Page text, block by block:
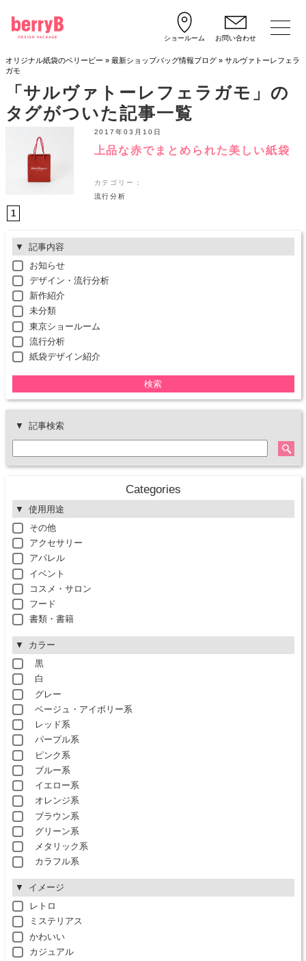
ショールーム お問い合わせ
オリジナル紙袋のベリービー » 最新ショップバッグ情報ブログ» サルヴァトーレフェラ
ガモ
「サルヴァトーレフェラガモ」の
タグがついた記事一覧
上品な赤でまとめられた美しい紙袋
2017年03月10日
カテゴリー：
流行分析
1
記事内容
お知らせ
デザイン・流行分析
新作紹介
未分類
東京ショールーム
流行分析
紙袋デザイン紹介
検索
記事検索
Categories
使用用途
その他
アクセサリー
アパレル
イベント
コスメ・サロン
フード
書類・書籍
カラー
黒
白
グレー
ベージュ・アイボリー系
レッド系
パープル系
ピンク系
ブルー系
イエロー系
オレンジ系
ブラウン系
グリーン系
メタリック系
カラフル系
イメージ
レトロ
ミステリアス
かわいい
カジュアル